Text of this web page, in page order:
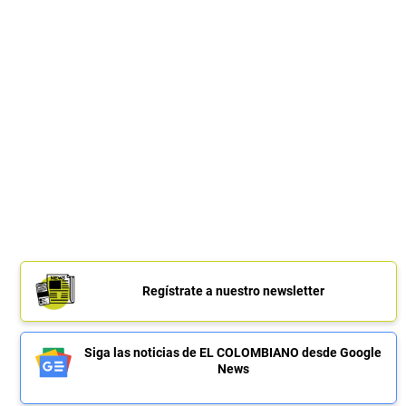
Regístrate a nuestro newsletter
Siga las noticias de EL COLOMBIANO desde Google
News